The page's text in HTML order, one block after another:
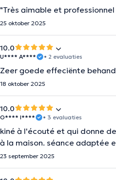
"Très aimable et professionnel
25 oktober 2025
10.0
U**** A**** • 2 evaluaties
Zeer goede effeciënte
18 oktober 2025
10.0
O**** I**** • 3 evaluaties
kiné à l'écouté et qui donne
à la maison. séance adaptée
23 september 2025